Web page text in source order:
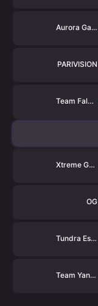
Aurora Gaming
PARIVISION
Team Falcons
Xtreme Gaming
OG
Tundra Esports
Team Yandex